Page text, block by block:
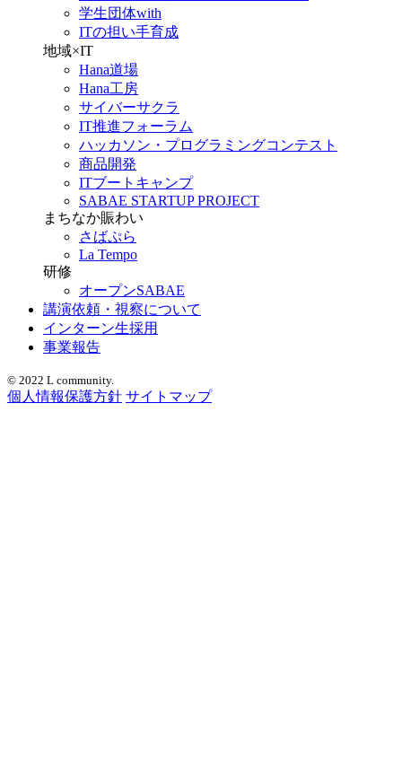
学生団体with
ITの担い手育成
地域×IT
Hana道場
Hana工房
サイバーサクラ
IT推進フォーラム
ハッカソン・プログラミングコンテスト
商品開発
ITブートキャンプ
SABAE STARTUP PROJECT
まちなか賑わい
さばぷら
La Tempo
研修
オープンSABAE
講演依頼・視察について
インターン生採用
事業報告
© 2022 L community.
個人情報保護方針 サイトマップ